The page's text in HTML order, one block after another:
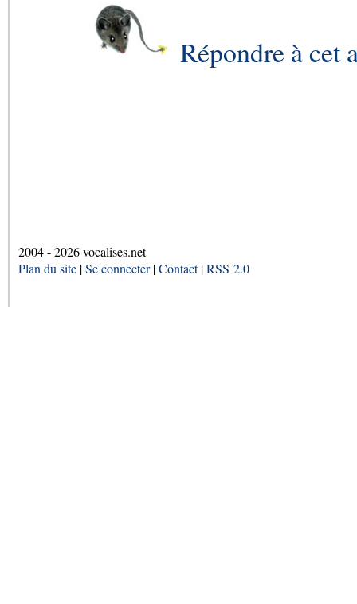
Répondre à cet
2004 - 2026 vocalises.net
Plan du site |Se connecter|Contact|RSS 2.0